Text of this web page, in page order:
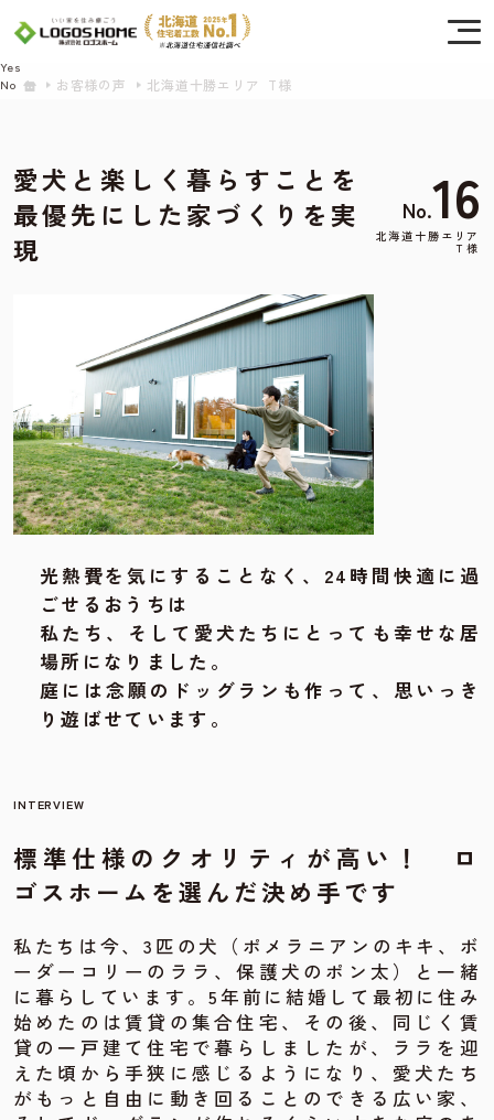
お客様の声 北海道十勝エリア T様
愛犬と楽しく暮らすことを
最優先にした家づくりを実
現
No.16
北海道十勝エリア
T様
光熱費を気にすることなく、24時間快適に過
ごせるおうちは
私たち、そして愛犬たちにとっても幸せな居
場所になりました。
庭には念願のドッグランも作って、思いっき
り遊ばせています。
INTERVIEW
標準仕様のクオリティが高い！ ロ
ゴスホームを選んだ決め手です
私たちは今、3匹の犬（ポメラニアンのキキ、ボ
ーダーコリーのララ、保護犬のポン太）と一緒
に暮らしています。5年前に結婚して最初に住み
始めたのは賃貸の集合住宅、その後、同じく賃
貸の一戸建て住宅で暮らしましたが、ララを迎
えた頃から手狭に感じるようになり、愛犬たち
がもっと自由に動き回ることのできる広い家、
Cookie を使用して、お客様の活動を追跡してもよろしいですか? 当社ではお客様の
プライバシーを極めて重視しています。詳細について、およびご質問がある場合
は、当社のプライバシーポリシーをご覧ください。
Yes
No